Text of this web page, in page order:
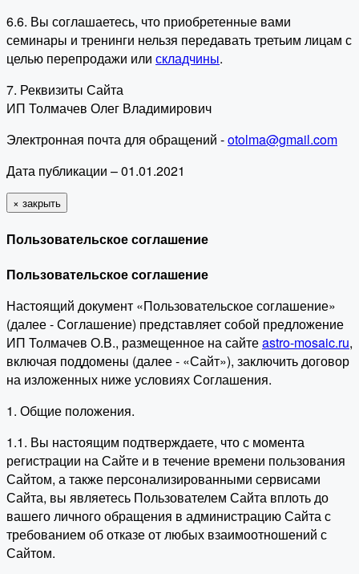
6.6. Вы соглашаетесь, что приобретенные вами
семинары и тренинги нельзя передавать третьим лицам с
целью перепродажи или складчины.
7. Реквизиты Сайта
ИП Толмачев Олег Владимирович
Электронная почта для обращений -otolma@gmail.com
Дата публикации – 01.01.2021
× закрыть
Пользовательское соглашение
Пользовательское соглашение
Настоящий документ «Пользовательское соглашение»
(далее - Соглашение) представляет собой предложение
ИП Толмачев О.В., размещенное на сайтеastro-mosaic.ru,
включая поддомены (далее - «Сайт»), заключить договор
на изложенных ниже условиях Соглашения.
1. Общие положения.
1.1. Вы настоящим подтверждаете, что с момента
регистрации на Сайте и в течение времени пользования
Сайтом, а также персонализированными сервисами
Сайта, вы являетесь Пользователем Сайта вплоть до
вашего личного обращения в администрацию Сайта с
требованием об отказе от любых взаимоотношений с
Сайтом.